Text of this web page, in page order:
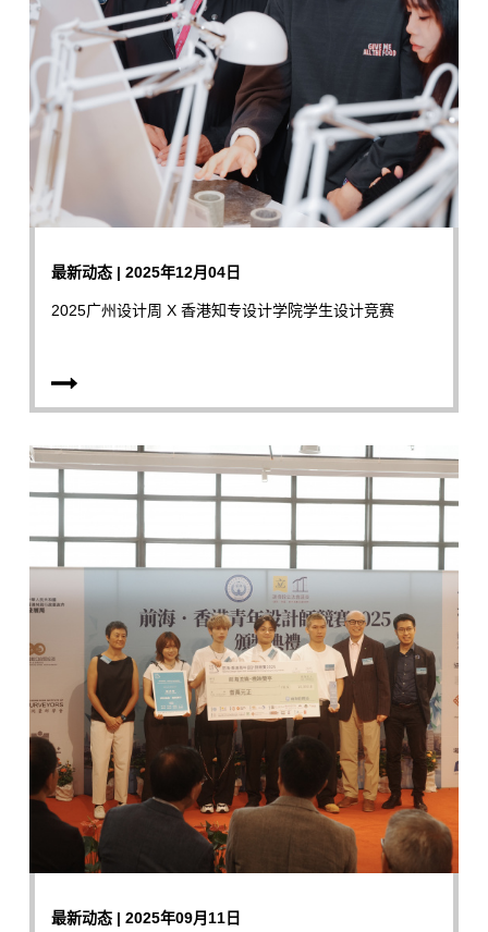
最新动态 | 2025年12月04日
2025广州设计周 X 香港知专设计学院学生设计竞赛
最新动态 | 2025年09月11日